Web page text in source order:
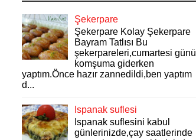
Şekerpare
Şekerpare Kolay Şekerpare
Bayram Tatlısı Bu
şekerpareleri,cumartesi günü
komşuma giderken
yaptım.Önce hazır zannedildi,ben yaptım
d...
Ispanak suflesi
Ispanak suflesini kabul
günlerinizde,çay saatlerinde